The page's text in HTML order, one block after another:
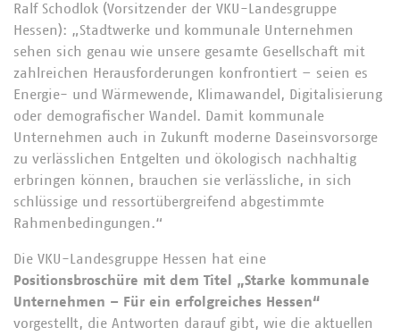
Ralf Schodlok (Vorsitzender der VKU-Landesgruppe
Hessen): „Stadtwerke und kommunale Unternehmen
sehen sich genau wie unsere gesamte Gesellschaft mit
zahlreichen Herausforderungen konfrontiert – seien es
Energie- und Wärmewende, Klimawandel, Digitalisierung
oder demografischer Wandel. Damit kommunale
Unternehmen auch in Zukunft moderne Daseinsvorsorge
zu verlässlichen Entgelten und ökologisch nachhaltig
erbringen können, brauchen sie verlässliche, in sich
schlüssige und ressortübergreifend abgestimmte
Rahmenbedingungen.“
Die VKU-Landesgruppe Hessen hat eine
Positionsbroschüre mit dem Titel „Starke kommunale
Unternehmen – Für ein erfolgreiches Hessen“
vorgestellt, die Antworten darauf gibt, wie die aktuellen